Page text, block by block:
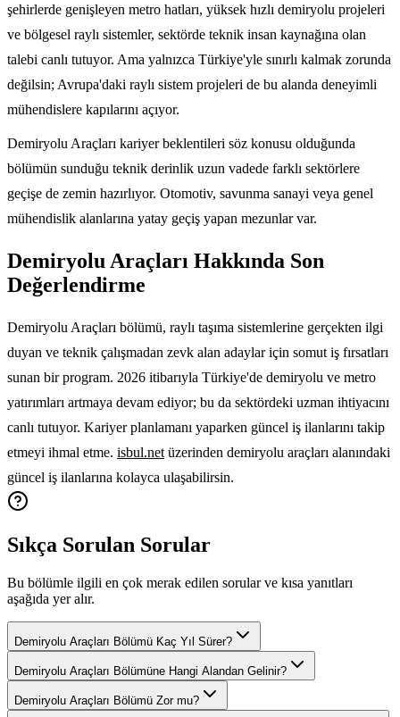
şehirlerde genişleyen metro hatları, yüksek hızlı demiryolu projeleri
ve bölgesel raylı sistemler, sektörde teknik insan kaynağına olan
talebi canlı tutuyor. Ama yalnızca Türkiye'yle sınırlı kalmak zorunda
değilsin; Avrupa'daki raylı sistem projeleri de bu alanda deneyimli
mühendislere kapılarını açıyor.
Demiryolu Araçları kariyer beklentileri söz konusu olduğunda
bölümün sunduğu teknik derinlik uzun vadede farklı sektörlere
geçişe de zemin hazırlıyor. Otomotiv, savunma sanayi veya genel
mühendislik alanlarına yatay geçiş yapan mezunlar var.
Demiryolu Araçları Hakkında Son
Değerlendirme
Demiryolu Araçları bölümü, raylı taşıma sistemlerine gerçekten ilgi
duyan ve teknik çalışmadan zevk alan adaylar için somut iş fırsatları
sunan bir program. 2026 itibarıyla Türkiye'de demiryolu ve metro
yatırımları artmaya devam ediyor; bu da sektördeki uzman ihtiyacını
canlı tutuyor. Kariyer planlamanı yaparken güncel iş ilanlarını takip
etmeyi ihmal etme. isbul.net üzerinden demiryolu araçları alanındaki
güncel iş ilanlarına kolayca ulaşabilirsin.
Sıkça Sorulan Sorular
Bu bölümle ilgili en çok merak edilen sorular ve kısa yanıtları
aşağıda yer alır.
Demiryolu Araçları Bölümü Kaç Yıl Sürer?
Demiryolu Araçları Bölümüne Hangi Alandan Gelinir?
Demiryolu Araçları Bölümü Zor mu?